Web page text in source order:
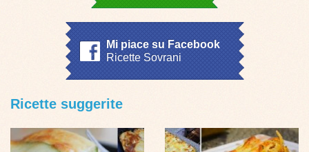
Mi piace su Facebook
Ricette Sovrani
Ricette suggerite